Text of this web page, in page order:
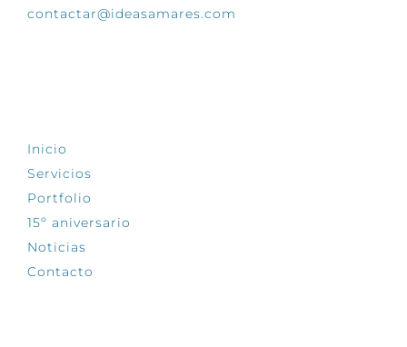
contactar@ideasamares.com
Inicio
Servicios
Portfolio
15º aniversario
Noticias
Contacto